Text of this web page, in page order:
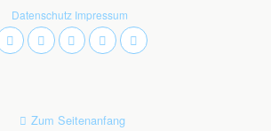
Datenschutz Impressum
Zum Seitenanfang